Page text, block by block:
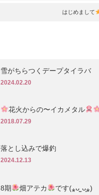
はじめまして
雪がちらつくデープタイラバ
2024.02.20
花火からの〜イカメタル
2018.07.29
落とし込みで爆釣
2024.12.13
8期 畑アテカ です(⁎ᴗ͈ˬᴗ͈⁎)